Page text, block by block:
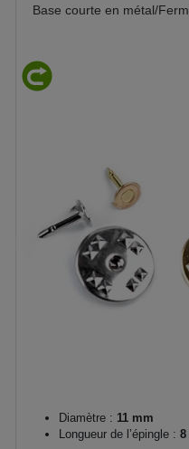
Base courte en métal/
Diamètre : 11 mm
Longueur de l’épingle : 8